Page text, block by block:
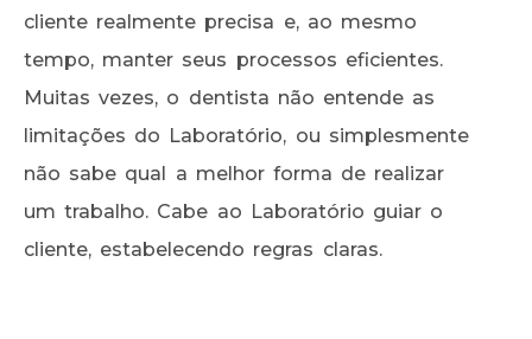
cliente realmente precisa e, ao mesmo
tempo, manter seus processos eficientes.
Muitas vezes, o dentista não entende as
limitações do Laboratório, ou simplesmente
não sabe qual a melhor forma de realizar
um trabalho. Cabe ao Laboratório guiar o
cliente, estabelecendo regras claras.